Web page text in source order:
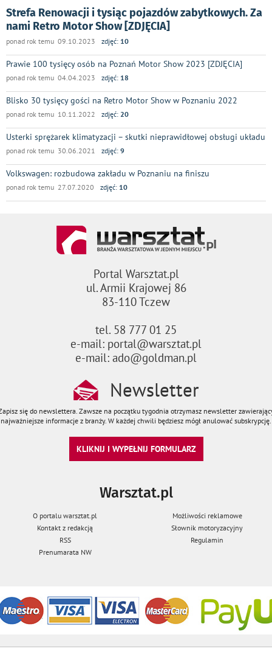
Strefa Renowacji i tysiąc pojazdów zabytkowych. Za
nami Retro Motor Show [ZDJĘCIA]
ponad rok temu 09.10.2023 zdjęć: 10
Prawie 100 tysięcy osób na Poznań Motor Show 2023 [ZDJĘCIA]
ponad rok temu 04.04.2023 zdjęć: 18
Blisko 30 tysięcy gości na Retro Motor Show w Poznaniu 2022
ponad rok temu 10.11.2022 zdjęć: 20
Usterki sprężarek klimatyzacji – skutki nieprawidłowej obsługi układu
ponad rok temu 30.06.2021 zdjęć: 9
Volkswagen: rozbudowa zakładu w Poznaniu na finiszu
ponad rok temu 27.07.2020 zdjęć: 10
Portal Warsztat.pl
ul. Armii Krajowej 86
83-110 Tczew
tel. 58 777 01 25
e-mail: portal@warsztat.pl
e-mail: ado@goldman.pl
Newsletter
się do newslettera. Zawsze na początku tygodnia otrzymasz newsletter
najważniejsze informacje z branży. W każdej chwili będziesz mógł anulować subskrypcję.
KLIKNIJ I WYPEŁNIJ FORMULARZ
Warsztat.pl
O portalu warsztat.pl
Możliwości reklamowe
Kontakt z redakcją
Słownik motoryzacyjny
RSS
Regulamin
Prenumarata NW